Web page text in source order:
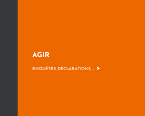
AGIR
ENQUÊTES, DÉCLARATIONS, ... >